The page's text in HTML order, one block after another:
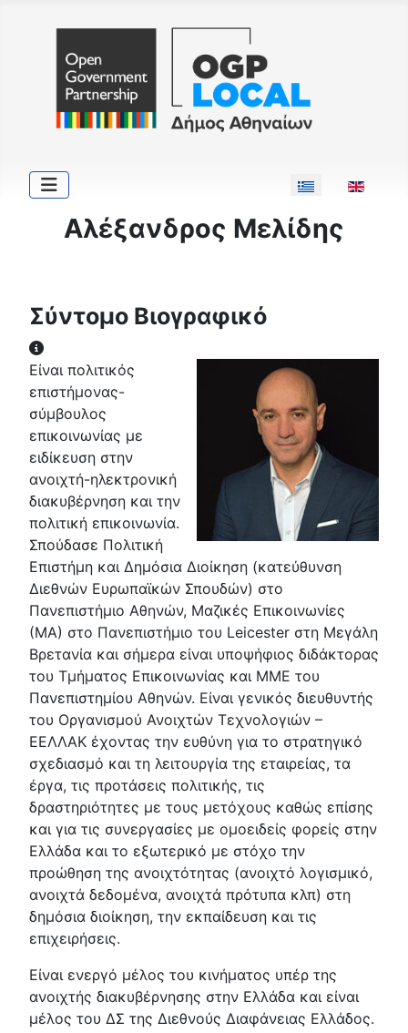
Επιλέξτε τη
Αλέξανδρος Μελίδης
Σύντομο Βιογραφικό
Σύντομο Βιογραφικό
Είναι πολιτικός
επιστήμονας-
σύμβουλος
επικοινωνίας με
ειδίκευση στην
ανοιχτή-ηλεκτρονική
διακυβέρνηση και την
πολιτική επικοινωνία.
Σπούδασε Πολιτική
Επιστήμη και Δημόσια Διοίκηση (κατεύθυνση
Διεθνών Ευρωπαϊκών Σπουδών) στο
Πανεπιστήμιο Αθηνών, Μαζικές Επικοινωνίες
(ΜΑ) στο Πανεπιστήμιο του Leicester στη Μεγάλη
Βρετανία και σήμερα είναι υποψήφιος διδάκτορας
του Τμήματος Επικοινωνίας και ΜΜΕ του
Πανεπιστημίου Αθηνών. Είναι γενικός διευθυντής
του Οργανισμού Ανοιχτών Τεχνολογιών –
ΕΕΛΛΑΚ έχοντας την ευθύνη για το στρατηγικό
σχεδιασμό και τη λειτουργία της εταιρείας, τα
έργα, τις προτάσεις πολιτικής, τις
δραστηριότητες με τους μετόχους καθώς επίσης
και για τις συνεργασίες με ομοειδείς φορείς στην
Ελλάδα και το εξωτερικό με στόχο την
προώθηση της ανοιχτότητας (ανοιχτό λογισμικό,
ανοιχτά δεδομένα, ανοιχτά πρότυπα κλπ) στη
δημόσια διοίκηση, την εκπαίδευση και τις
επιχειρήσεις.
Είναι ενεργό μέλος του κινήματος υπέρ της
ανοιχτής διακυβέρνησης στην Ελλάδα και είναι
μέλος του ΔΣ της Διεθνούς Διαφάνειας Ελλάδος.